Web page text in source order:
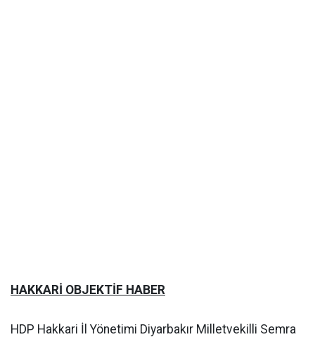
HAKKARİ OBJEKTİF HABER
HDP Hakkari İl Yönetimi Diyarbakır Milletvekilli Semra